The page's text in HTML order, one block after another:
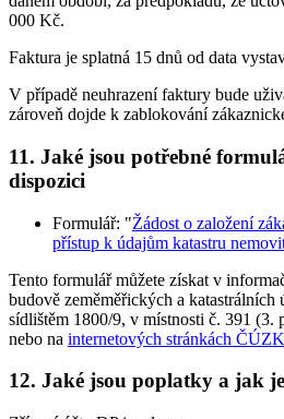
000 Kč.
Faktura je splatná 15 dnů od data
V případě neuhrazení faktury bude
zároveň dojde k zablokování
11. Jaké jsou potřebné
dispozici
Formulář: "Žádost o založení
přístup k údajům katastru
Tento formulář můžete získat v
budově zeměměřických a katastrálních
sídlištěm 1800/9, v místnosti č. 391 (3.
nebo na internetových stránkách ČÚZK
12. Jaké jsou poplatky a jak